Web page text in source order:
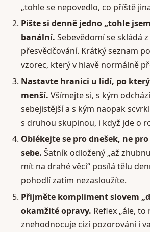
„tohle se nepovedlo, co příště
Pište si denně jedno „tohle
banální. Sebevědomí se skládá
přesvědčování. Krátký seznam
vzorec, který v hlavě normálně
Nastavte hranici u lidí, po
menší. Všímejte si, s kým
sebejistější a s kým naopak
s druhou skupinou, i když jde o
Oblékejte se pro dnešek, ne
sebe. Šatník odložený „až
mít na drahé věci“ posílá tělu
pohodlí zatím nezasloužíte.
Přijměte kompliment slovem
okamžité opravy. Reflex „ále, to
znehodnocuje cizí pozorování i